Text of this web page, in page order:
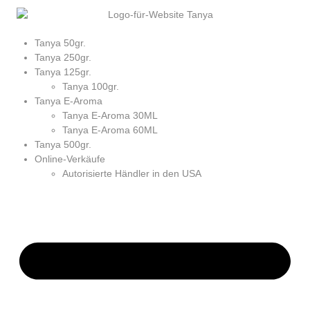
Tanya 50gr.
Tanya 250gr.
Tanya 125gr.
Tanya 100gr.
Tanya E-Aroma
Tanya E-Aroma 30ML
Tanya E-Aroma 60ML
Tanya 500gr.
Online-Verkäufe
Autorisierte Händler in den USA